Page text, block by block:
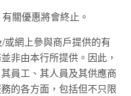
關優惠將會終止。
/或網上參與商戶提供的有
非由本行所提供。因此，
員工、其人員及其供應商
的各方面，包括但不只限